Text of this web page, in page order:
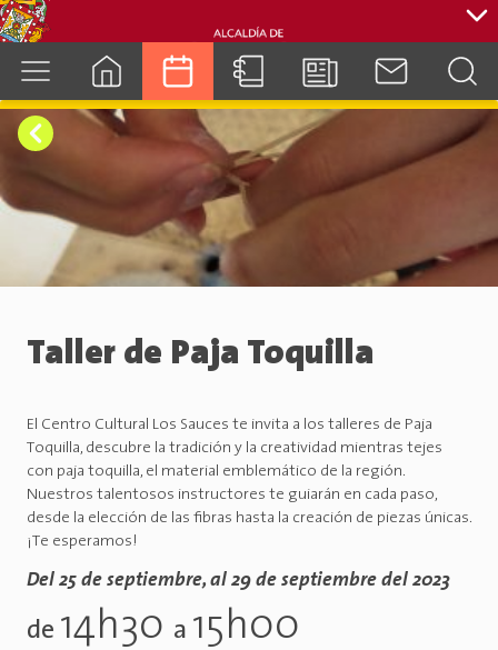
cuenca.gob.ec
Taller de Paja Toquilla
El Centro Cultural Los Sauces te invita a los talleres de Paja
Toquilla, descubre la tradición y la creatividad mientras tejes
con paja toquilla, el material emblemático de la región.
Nuestros talentosos instructores te guiarán en cada paso,
desde la elección de las fibras hasta la creación de piezas únicas.
¡Te esperamos!
Del 25 de septiembre, al 29 de septiembre del 2023
de 14h30 a 15h00